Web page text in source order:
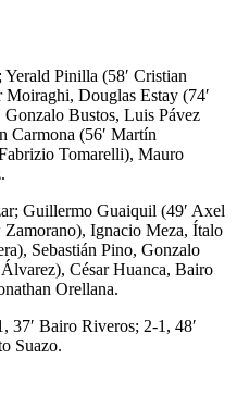
Pinilla (58′ Cristian
Douglas Estay (74′
Bustos, Luis Pávez
Carmona (56′ Martín
Tomarelli), Mauro
Guillermo Guaiquil (49′ Axel
Ignacio Meza, Ítalo
Sebastián Pino, Gonzalo
César Huanca, Bairo
Orellana.
37′ Bairo Riveros; 2-1, 48′
Suazo.